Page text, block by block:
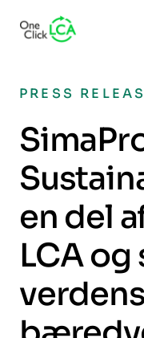
PRESS
en del
LCA og